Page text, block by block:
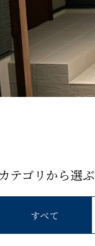
カテゴリから選ぶ
すべて